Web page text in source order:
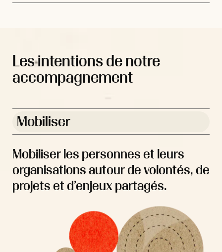
Les intentions de notre
accompagnement
Mobiliser
Mobiliser les personnes et leurs
organisations autour de volontés, de
projets et d’enjeux partagés.